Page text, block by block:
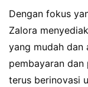
Dengan fokus
Zalora
yang mudah dan
pembayaran dan
terus berinovasi